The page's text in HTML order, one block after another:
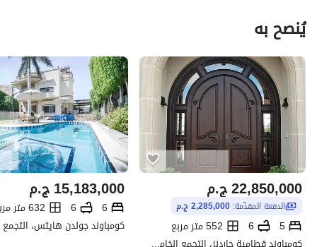
يُنصح به
ج.م22,850,000
الدفعة المقدّمة: 2,285,000 ج.م
5
6
552 متر مربع
ج.م15,183,000
6
6 632 متر مربع